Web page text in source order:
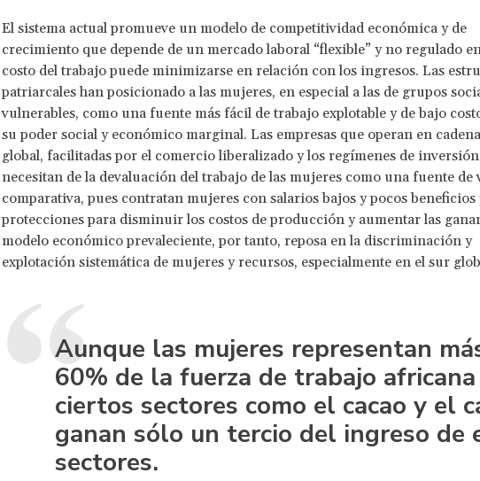
El sistema actual promueve un modelo de competitividad económica y de
crecimiento que depende de un mercado laboral “flexible” y no regulado
costo del trabajo puede minimizarse en relación con los ingresos. Las
patriarcales han posicionado a las mujeres, en especial a las de grupos
vulnerables, como una fuente más fácil de trabajo explotable y de bajo
su poder social y económico marginal. Las empresas que operan en
global, facilitadas por el comercio liberalizado y los regímenes de
necesitan de la devaluación del trabajo de las mujeres como una fuente de
comparativa, pues contratan mujeres con salarios bajos y pocos beneficios
protecciones para disminuir los costos de producción y aumentar las
modelo económico prevaleciente, por tanto, reposa en la discriminación y
explotación sistemática de mujeres y recursos, especialmente en el sur
Aunque las mujeres representan
60% de la fuerza de trabajo africana
ciertos sectores como el cacao y el
ganan sólo un tercio del ingreso de
sectores.